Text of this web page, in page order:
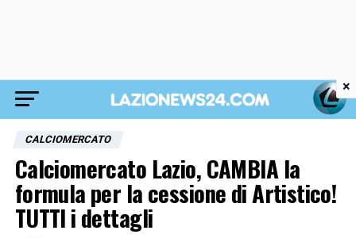
CALCIOMERCATO
Calciomercato Lazio, CAMBIA la
formula per la cessione di Artistico!
TUTTI i dettagli
×